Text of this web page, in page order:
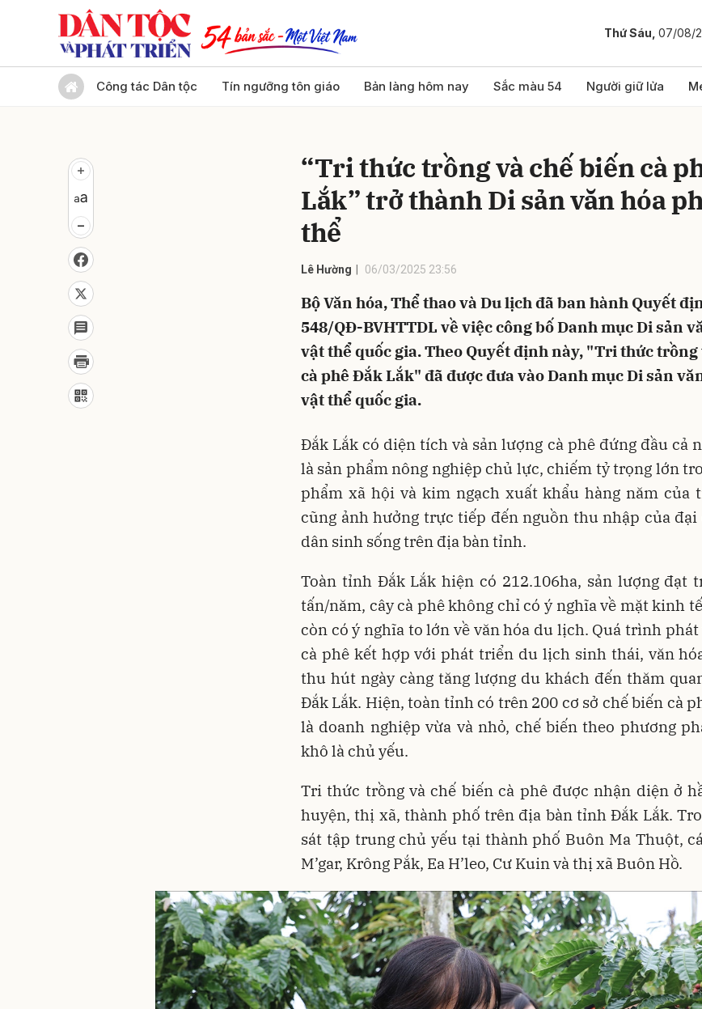
Thứ Sáu, 07/08/
Công tác Dân tộc Tín ngưỡng tôn giáo Bản làng hôm nay Sắc màu 54 Người giữ lửa
“Tri thức trồng và chế biến cà
Lắk” trở thành Di sản văn hóa
thể
Lê Hường 06/03/2025 23:56
Bộ Văn hóa, Thể thao và Du lịch đã ban hành Quyết
548/QĐ-BVHTTDL về việc công bố Danh mục Di sản
vật thể quốc gia. Theo Quyết định này, "Tri thức trồng
cà phê Đắk Lắk" đã được đưa vào Danh mục Di sản
vật thể quốc gia.
Đắk Lắk có diện tích và sản lượng cà phê đứng đầu cả
là sản phẩm nông nghiệp chủ lực, chiếm tỷ trọng lớn
phẩm xã hội và kim ngạch xuất khẩu hàng năm của
cũng ảnh hưởng trực tiếp đến nguồn thu nhập của đại
dân sinh sống trên địa bàn tỉnh.
Toàn tỉnh Đắk Lắk hiện có 212.106ha, sản lượng đạt
tấn/năm, cây cà phê không chỉ có ý nghĩa về mặt kinh
còn có ý nghĩa to lớn về văn hóa du lịch. Quá trình
cà phê kết hợp với phát triển du lịch sinh thái, văn
thu hút ngày càng tăng lượng du khách đến thăm
Đắk Lắk. Hiện, toàn tỉnh có trên 200 cơ sở chế biến cà
là doanh nghiệp vừa và nhỏ, chế biến theo phương
khô là chủ yếu.
Tri thức trồng và chế biến cà phê được nhận diện ở
huyện, thị xã, thành phố trên địa bàn tỉnh Đắk Lắk.
sát tập trung chủ yếu tại thành phố Buôn Ma Thuột,
M’gar, Krông Pắk, Ea H’leo, Cư Kuin và thị xã Buôn Hồ.
Gửi bình luận